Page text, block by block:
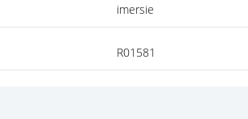
imersie
R01581